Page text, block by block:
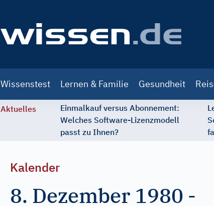
navigation
Wissenstest Lernen & Familie Gesundheit
Aktuelles
Einmalkauf versus Abonnement:
Welches Software-Lizenzmodell
passt zu Ihnen?
Kalender
8. Dezember 1980 -